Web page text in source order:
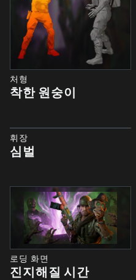
처형
착한 원숭이
휘장
심벌
로딩 화면
진지해질 시간